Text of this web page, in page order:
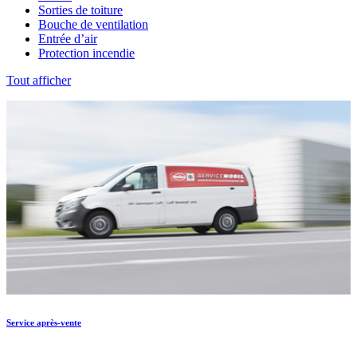
Sorties de toiture
Bouche de ventilation
Entrée d’air
Protection incendie
Tout afficher
Service après-vente